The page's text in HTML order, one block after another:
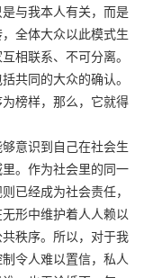
与我本人有关，而是
全体大众以此模式生
相联系、不可分离。
共同的大众的确认。
榜样，那么，它就得
意识到自己在社会生
。作为社会里的同一
已经成为社会责任，
形中维护着人人赖以
秩序。所以，对于我
令人难以置信，私人